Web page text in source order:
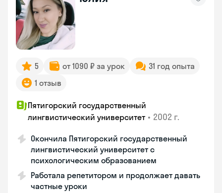
5 от 1090 ₽ за урок
31 год опыта
1 отзыв
Пятигорский государственный
лингвистический университет • 2002 г.
Окончила Пятигорский государственный
лингвистический университет с
психологическим образованием
Работала репетитором и продолжает давать
частные уроки